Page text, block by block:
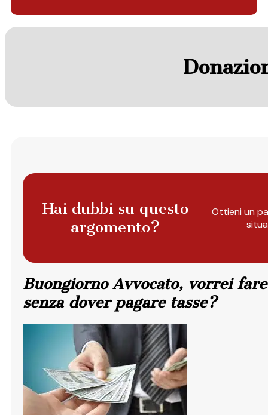
Hai dubbi su questo
argomento?
Ottieni un
Buongiorno Avvocato, vorrei
senza dover pagare tasse?